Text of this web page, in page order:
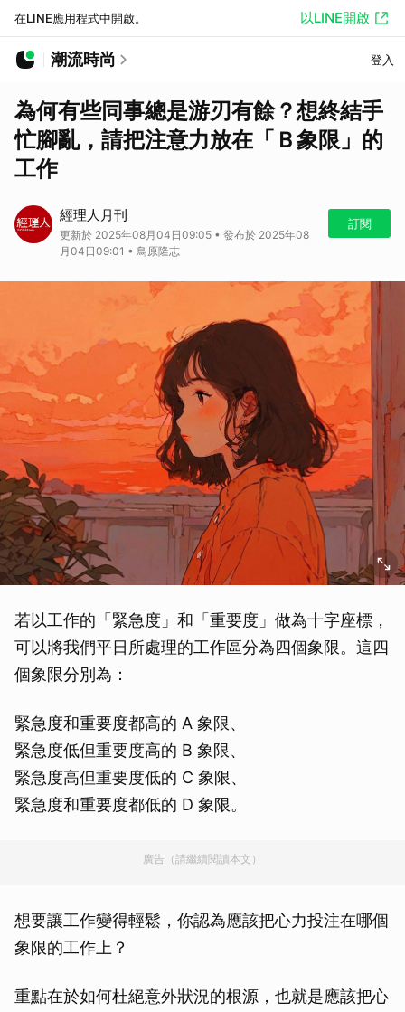
在LINE應用程式中開啟。 以LINE開啟
潮流時尚 登入
為何有些同事總是游刃有餘？想終結手
忙腳亂，請把注意力放在「Ｂ象限」的
工作
經理人月刊
更新於 2025年08月04日09:05 • 發布於 2025年08
月04日09:01 • 鳥原隆志
訂閱
若以工作的「緊急度」和「重要度」做為十字座標，
可以將我們平日所處理的工作區分為四個象限。這四
個象限分別為：
緊急度和重要度都高的 A 象限、
緊急度低但重要度高的 B 象限、
緊急度高但重要度低的 C 象限、
緊急度和重要度都低的 D 象限。
廣告（請繼續閱讀本文）
想要讓工作變得輕鬆，你認為應該把心力投注在哪個
象限的工作上？
重點在於如何杜絕意外狀況的根源，也就是應該把心